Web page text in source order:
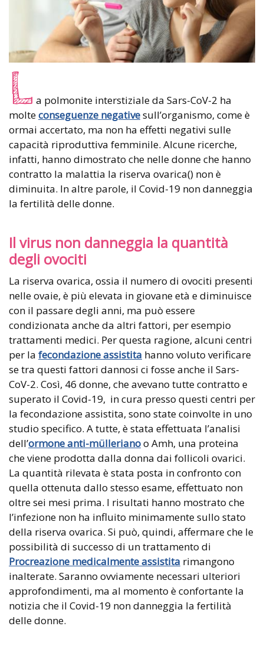
L a polmonite interstiziale da Sars-CoV-2 ha
molteconseguenze negativesull’organismo, come è
ormai accertato, ma non ha effetti negativi sulle
capacità riproduttiva femminile. Alcune ricerche,
infatti, hanno dimostrato che nelle donne che hanno
contratto la malattia la riserva ovarica() non è
diminuita. In altre parole, il Covid-19 non danneggia
la fertilità delle donne.
Il virus non danneggia la quantità
degli ovociti
La riserva ovarica, ossia il numero di ovociti presenti
nelle ovaie, è più elevata in giovane età e diminuisce
con il passare degli anni, ma può essere
condizionata anche da altri fattori, per esempio
trattamenti medici. Per questa ragione, alcuni centri
per la fecondazione assistita hanno voluto verificare
se tra questi fattori dannosi ci fosse anche il Sars-
CoV-2. Così, 46 donne, che avevano tutte contratto e
superato il Covid-19, in cura presso questi centri per
la fecondazione assistita, sono state coinvolte in uno
studio specifico. A tutte, è stata effettuata l’analisi
dell’ormone anti-müllerianoo Amh, una proteina
che viene prodotta dalla donna dai follicoli ovarici.
La quantità rilevata è stata posta in confronto con
quella ottenuta dallo stesso esame, effettuato non
oltre sei mesi prima. I risultati hanno mostrato che
l’infezione non ha influito minimamente sullo stato
della riserva ovarica. Si può, quindi, affermare che le
possibilità di successo di un trattamento di
Procreazione medicalmente assistita rimangono
inalterate. Saranno ovviamente necessari ulteriori
approfondimenti, ma al momento è confortante la
notizia che il Covid-19 non danneggia la fertilità
delle donne.